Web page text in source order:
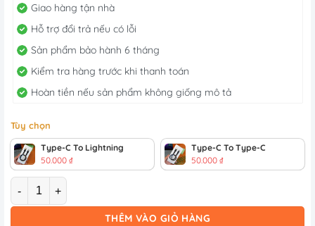
Giao hàng tận nhà
Hỗ trợ đổi trả nếu có lỗi
Sản phẩm bảo hành 6 tháng
Kiểm tra hàng trước khi thanh toán
Hoàn tiền nếu sản phẩm không giống mô tả
Tùy chọn
Type-C To Lightning
50.000 ₫
Type-C To Type-C
50.000 ₫
Số lượng
THÊM VÀO GIỎ HÀNG